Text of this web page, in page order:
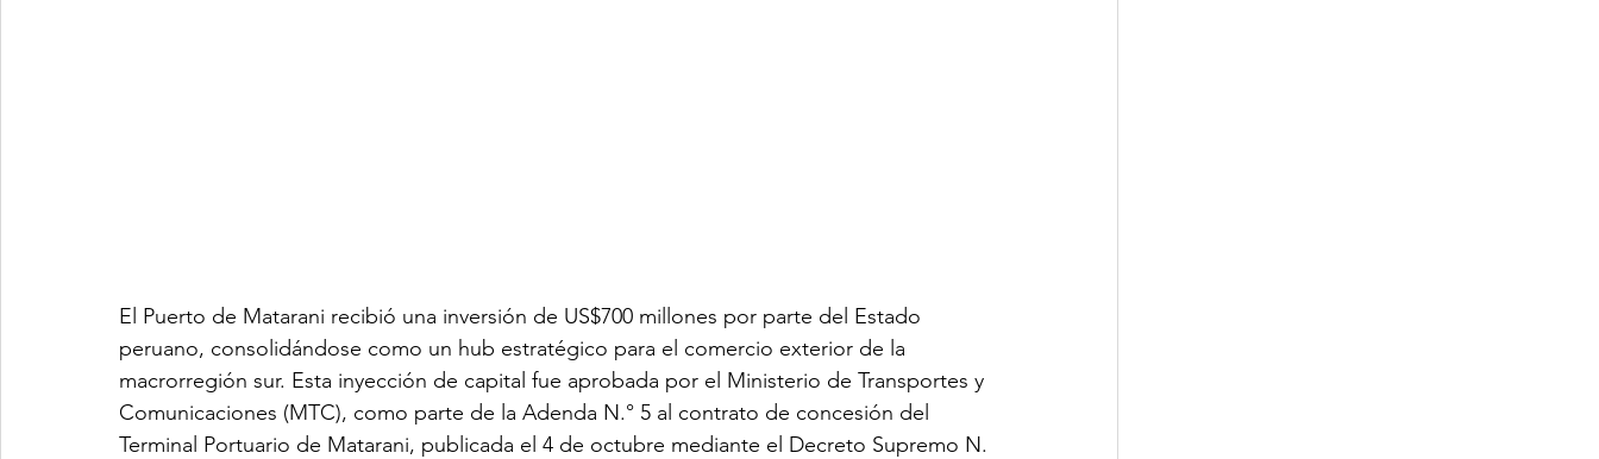
El Puerto de Matarani recibió una inversión de US$700 millones por parte del Estado
peruano, consolidándose como un hub estratégico para el comercio exterior de la
macrorregión sur. Esta inyección de capital fue aprobada por el Ministerio de Transportes y
Comunicaciones (MTC), como parte de la Adenda N.° 5 al contrato de concesión del
Terminal Portuario de Matarani, publicada el 4 de octubre mediante el Decreto Supremo N.